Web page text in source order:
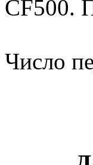
CF500.
Число